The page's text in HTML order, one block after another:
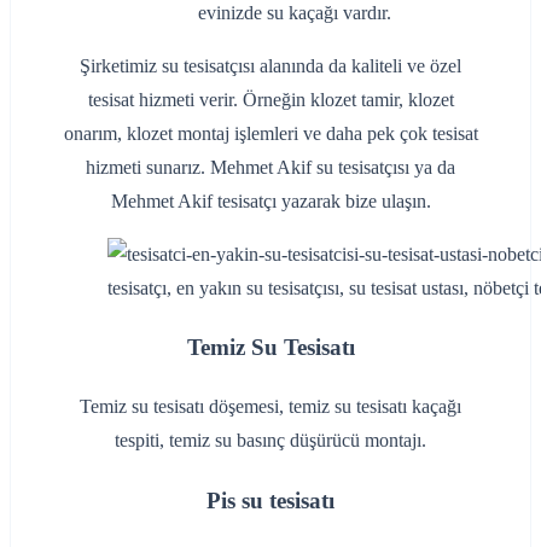
evinizde su kaçağı vardır.
Şirketimiz su tesisatçısı alanında da kaliteli ve özel
tesisat hizmeti verir. Örneğin klozet tamir, klozet
onarım, klozet montaj işlemleri ve daha pek çok tesisat
hizmeti sunarız. Mehmet Akif su tesisatçısı ya da
Mehmet Akif tesisatçı yazarak bize ulaşın.
tesisatçı, en yakın su tesisatçısı, su tesisat ustası, nöbetçi
Temiz Su Tesisatı
Temiz su tesisatı döşemesi, temiz su tesisatı kaçağı
tespiti, temiz su basınç düşürücü montajı.
Pis su tesisatı